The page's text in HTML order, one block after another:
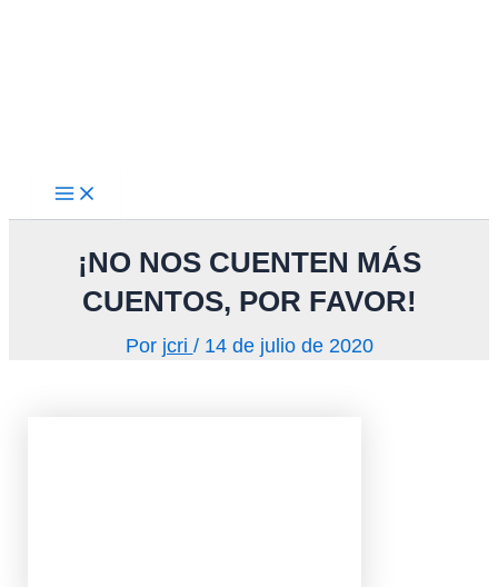
¡NO NOS CUENTEN MÁS
CUENTOS, POR FAVOR!
Por jcri / 14 de julio de 2020